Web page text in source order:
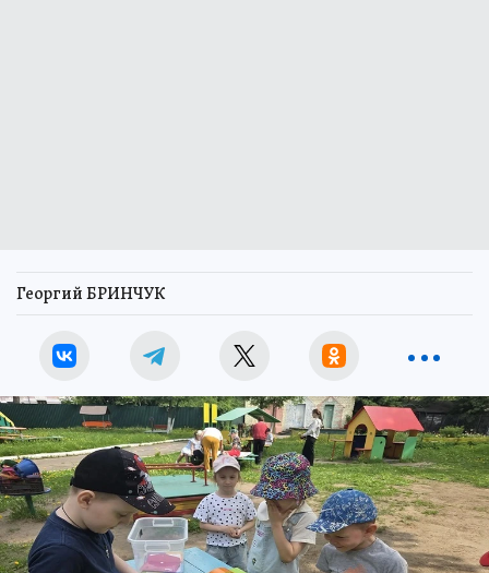
Георгий БРИНЧУК